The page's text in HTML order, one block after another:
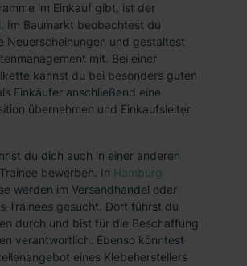
im Einkauf gibt, ist der
. Im Baumarkt beobachtest du
Neuerscheinungen und gestaltest
mit. Bei einer
kannst du bei besonders guten
Einkäufer anschließend eine
übernehmen und Einkaufsleiter
du dich auch in einer anderen
bewerben. In Hamburg
werden im Versandhandel oder
Trainees gesucht. Dort führst du
durch und bist für die Beschaffung
verantwortlich. Ebenso könntest
eines Klebeherstellers